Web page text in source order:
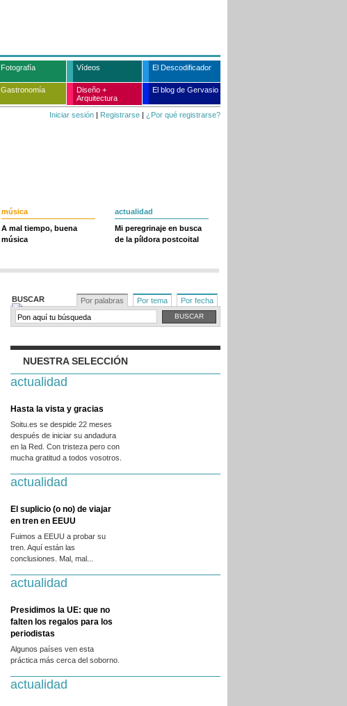
Fotografía Vídeos El Descodificador
Gastronomía
Diseño +
Arquitectura
El blog de Gervasio
Iniciar sesión | Registrarse | ¿Por qué registrarse?
música
A mal tiempo, buena
música
actualidad
Mi peregrinaje en busca
de la píldora postcoital
BUSCAR Por palabras Por tema Por fecha
NUESTRA SELECCIÓN
actualidad
Hasta la vista y gracias
Soitu.es se despide 22 meses
después de iniciar su andadura
en la Red. Con tristeza pero con
mucha gratitud a todos vosotros.
actualidad
El suplicio (o no) de viajar
en tren en EEUU
Fuimos a EEUU a probar su
tren. Aquí están las
conclusiones. Mal, mal...
actualidad
Presidimos la UE: que no
falten los regalos para los
periodistas
Algunos países ven esta
práctica más cerca del soborno.
actualidad